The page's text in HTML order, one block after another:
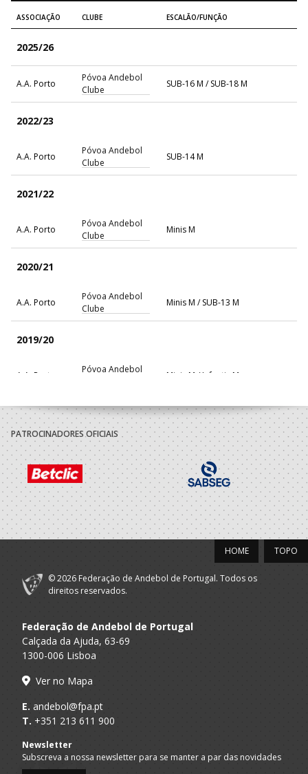
ASSOCIAÇÃO CLUBE ESCALÃO/FUNÇÃO
2025/26
A.A. Porto
Póvoa Andebol
Clube
SUB-16 M / SUB-18 M
2022/23
A.A. Porto
Póvoa Andebol
Clube
SUB-14 M
2021/22
A.A. Porto
Póvoa Andebol
Clube
Minis M
2020/21
A.A. Porto
Póvoa Andebol
Clube
Minis M / SUB-13 M
2019/20
A.A. Porto
Póvoa Andebol
Minis M / Infantis M
2018/19
A.A. Porto
Póvoa Andebol
Clube
Bambis M / Minis M
PATROCINADORES OFICIAIS
TOPO
HOME
© 2026 Federação de Andebol de Portugal. Todos os
direitos reservados.
Federação de Andebol de Portugal
Calçada da Ajuda, 63-69
1300-006 Lisboa
Ver no Mapa
E. andebol@fpa.pt
T. +351 213 611 900
Newsletter
Subscreva a nossa newsletter para se manter a par das novidades